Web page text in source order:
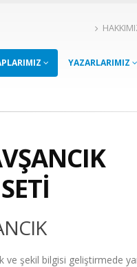
YAZARLARIMIZ
şekil bilgisi geliştirmede